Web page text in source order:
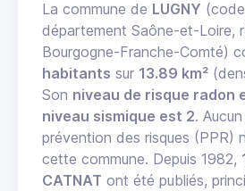
La commune de LUGNY
département Saône-et-Loire,
Bourgogne-Franche-Comté)
habitants sur 13.89 km²
Son niveau de risque radon
niveau sismique est 2.
prévention des risques (PPR)
cette commune. Depuis 1982,
CATNAT ont été publiés,